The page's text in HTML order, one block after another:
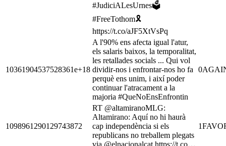
#JudiciALesUrnes🗳️
#FreeTothom🎗️
https://t.co/aJF5XtVsPq
10361904537528361e+18
A l'90% ens afecta igual l'atur,
els salaris baixos, la temporalitat,
les retallades socials ... Qui vol
dividir-nos i enfrontar-nos ho fa
perquè ens unim, i així poder
continuar l'atracament a la
majoria #QueNoEnsEnfrontin
0
1098961290129743872
RT @altamiranoMLG:
Altamirano: Aquí no hi haurà
cap independència si els
republicans no treballem plegats
1